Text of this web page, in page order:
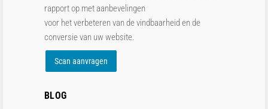
rapport op met aanbevelingen
voor het verbeteren van de vindbaarheid en de
conversie van uw website.
Scan aanvragen
BLOG